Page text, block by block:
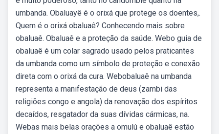
umbanda. Obaluayê é o orixá que protege os doentes,.
Quem é o orixá obaluaê? Conhecendo mais sobre
obaluaê. Obaluaê e a proteção da saúde. Webo guia de
obaluaê é um colar sagrado usado pelos praticantes
da umbanda como um símbolo de proteção e conexão
direta com o orixá da cura. Webobaluaê na umbanda
representa a manifestação de deus (zambi das
religiões congo e angola) da renovação dos espíritos
decaídos, resgatador da suas dívidas cármicas, na.
Webas mais belas orações a omulú e obaluaê estão